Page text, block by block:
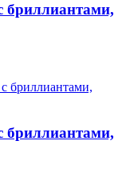
бриллиантами,
бриллиантами,